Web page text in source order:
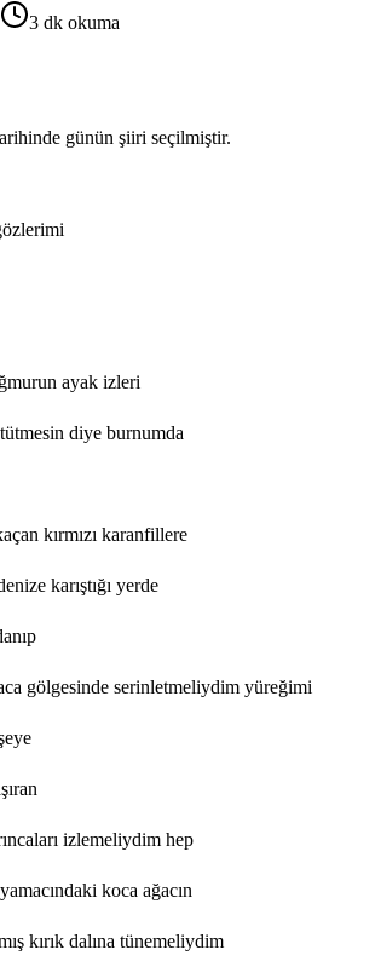
3 dk okuma
günün şiiri seçilmiştir.
ayak izleri
diye burnumda
kırmızı karanfillere
karıştığı yerde
gölgesinde serinletmeliydim yüreğimi
izlemeliydim hep
koca ağacın
kırık dalına tünemeliydim